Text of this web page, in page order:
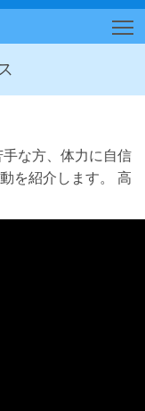
な方、体力に自信
を紹介します。 高